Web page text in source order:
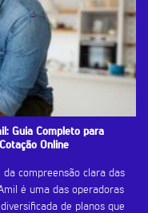
Guia Completo para
Online
da compreensão clara das
é uma das operadoras
de planos que